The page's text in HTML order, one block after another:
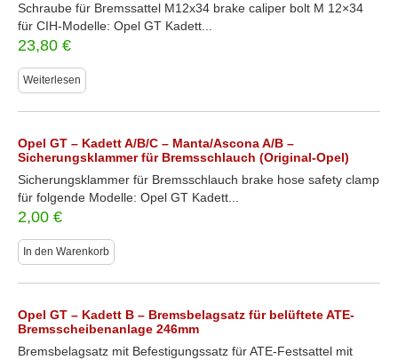
Schraube für Bremssattel M12x34 brake caliper bolt M 12×34
für CIH-Modelle: Opel GT Kadett...
23,80 €
Weiterlesen
Opel GT – Kadett A/B/C – Manta/Ascona A/B –
Sicherungsklammer für Bremsschlauch (Original-Opel)
Sicherungsklammer für Bremsschlauch brake hose safety clamp
für folgende Modelle: Opel GT Kadett...
2,00 €
In den Warenkorb
Opel GT – Kadett B – Bremsbelagsatz für belüftete ATE-
Bremsscheibenanlage 246mm
Bremsbelagsatz mit Befestigungssatz für ATE-Festsattel mit